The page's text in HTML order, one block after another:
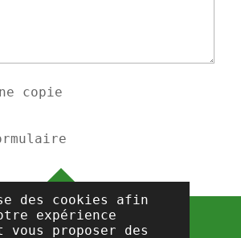
des cookies afin
expérience
proposer des
copie
HAUT